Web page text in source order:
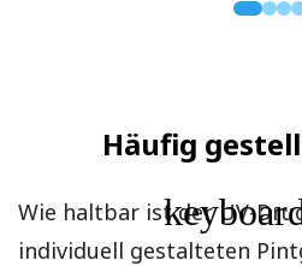
Häufig
Wie haltbar ist der UV-
individuell gestalteten